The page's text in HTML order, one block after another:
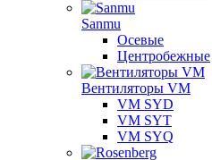
Sanmu
Осевые
Центробежные
Вентиляторы VM
VM SYD
VM SYT
VM SYQ